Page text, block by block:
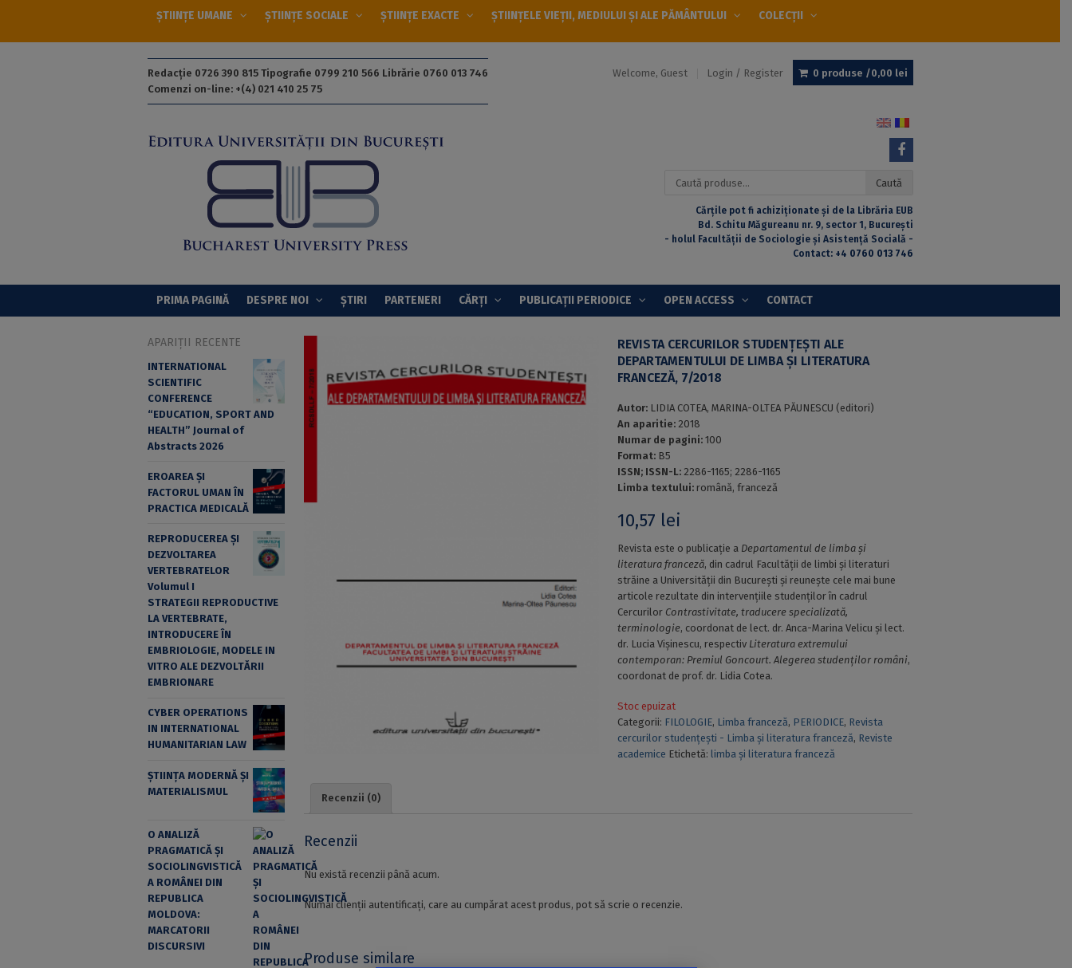
ȘTIINȚE UMANE ȘTIINȚE SOCIALE ȘTIINȚE EXACTE ȘTIINȚELE VIEȚII, MEDIULUI ȘI ALE PĂMÂNTULUI COLECȚII
Redacție 0726 390 815 Tipografie 0799 210 566 Librărie 0760 013 746
Comenzi on-line: +(4) 021 410 25 75
Welcome, Guest Login / Register 0 produse /0,00 lei
Caută
Caută
Cărțile pot fi achiziționate și de la Librăria EUB
Bd. Schitu Măgureanu nr. 9, sector 1, București
- holul Facultății de Sociologie și Asistență Socială -
Contact: +4 0760 013 746
PRIMA PAGINĂ DESPRE NOI ȘTIRI PARTENERI CĂRȚI PUBLICAȚII PERIODICE OPEN ACCESS CONTACT
REVISTA CERCURILOR STUDENŢEŞTI ALE
DEPARTAMENTULUI DE LIMBA ŞI LITERATURA
FRANCEZĂ, 7/2018
Autor: LIDIA COTEA, MARINA-OLTEA PĂUNESCU (editori)
An aparitie: 2018
Numar de pagini:100
Format: B5
ISSN; ISSN-L: 2286-1165; 2286-1165
Limba textului: română, franceză
10,57 lei
Revista este o publicație a Departamentul de limba şi
literatura franceză, din cadrul Facultății de limbi şi literaturi
străine a Universității din Bucureşti și reuneşte cele mai bune
articole rezultate din intervenţiile studenţilor în cadrul
Cercurilor Contrastivitate, traducere specializată,
terminologie, coordonat de lect. dr. Anca-Marina Velicu și lect.
dr. Lucia Vișinescu, respectiv Literatura extremului
contemporan: Premiul Goncourt. Alegerea studenților români,
coordonat de prof. dr. Lidia Cotea.
Stoc epuizat
Categorii: FILOLOGIE, Limba franceză, PERIODICE, Revista
cercurilor studențești - Limba și literatura franceză, Reviste
academice Etichetă:limba şi literatura franceză
Recenzii (0)
Recenzii
Nu există recenzii până acum.
Numai clienții autentificați, care au cumpărat acest produs, pot să scrie o recenzie.
Produse similare
APARIȚII RECENTE
INTERNATIONAL
SCIENTIFIC
CONFERENCE
“EDUCATION, SPORT AND
HEALTH” Journal of
Abstracts 2026
EROAREA ȘI
FACTORUL UMAN ÎN
PRACTICA MEDICALĂ
REPRODUCEREA ȘI
DEZVOLTAREA
VERTEBRATELOR
Volumul I
STRATEGII REPRODUCTIVE
LA VERTEBRATE,
INTRODUCERE ÎN
EMBRIOLOGIE, MODELE IN
VITRO ALE DEZVOLTĂRII
EMBRIONARE
CYBER OPERATIONS
IN INTERNATIONAL
HUMANITARIAN LAW
ȘTIINȚA MODERNĂ ȘI
MATERIALISMUL
O ANALIZĂ
PRAGMATICĂ ȘI
SOCIOLINGVISTICĂ
A ROMÂNEI DIN
REPUBLICA
MOLDOVA:
MARCATORII
DISCURSIVI